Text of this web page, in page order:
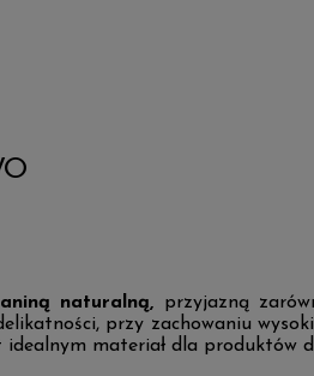
naturalną, przyjazną
przy zachowaniu
materiał dla produktów